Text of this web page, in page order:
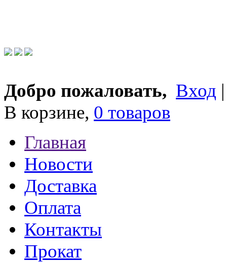
Добро пожаловать, Вход
В корзине, 0 товаров
Главная
Новости
Доставка
Оплата
Контакты
Прокат